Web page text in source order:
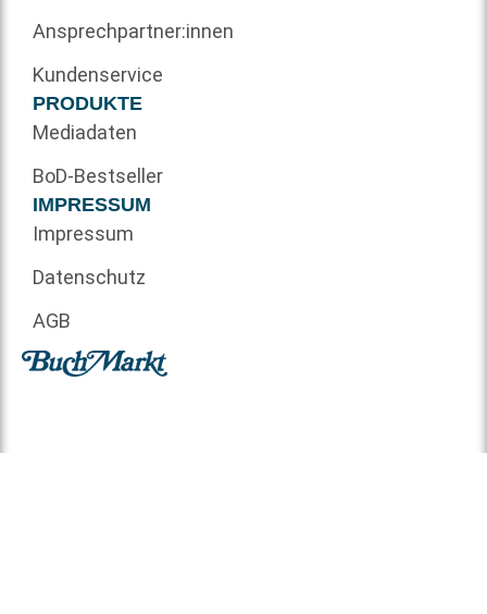
Ansprechpartner:innen
Kundenservice
PRODUKTE
Mediadaten
BoD-Bestseller
IMPRESSUM
Impressum
Datenschutz
AGB